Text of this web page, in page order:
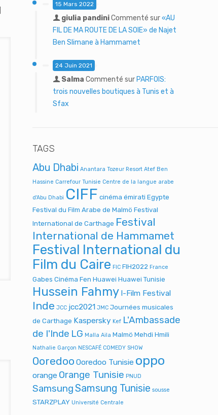
15 Mars 2022
giulia pandiniCommenté sur«AU
FIL DE MA ROUTE DE LA SOIE» de Najet
Ben Slimane à Hammamet
24 Juin 2021
Salma Commenté sur PARFOIS:
trois nouvelles boutiques à Tunis et à
Sfax
TAGS
Abu Dhabi Anantara Tozeur Resort Atef Ben
Hassine Carrefour Tunisie Centre de la langue arabe
d'Abu Dhabi CIFF cinéma émirati Egypte
Festival du Film Arabe de Malmö Festival
International de Carthage Festival
International de Hammamet
Festival International du
Film du Caire FIC FIH2022 France
Gabes Cinéma Fen Huawei Huawei Tunisie
Hussein Fahmy I-Film Festival
Inde JCC jcc2021 JMC Journées musicales
de Carthage Kaspersky Kef L'Ambassade
de l'Inde LG Malla Aila Malmö Mehdi Hmili
Nathalie Garçon NESCAFÉ COMEDY SHOW
Ooredoo Ooredoo Tunisie oppo
orange Orange Tunisie PNUD
SamsungSamsung Tunisie sousse
STARZPLAY Université Centrale